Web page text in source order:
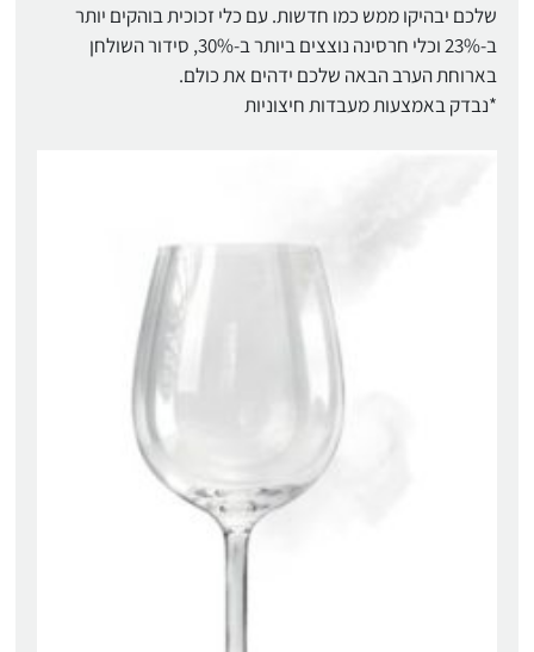
שלכם יבהיקו ממש כמו חדשות. עם כלי זכוכית בוהקים יותר
ב-23% וכלי חרסינה נוצצים ביותר ב-30%, סידור השולחן
בארוחת הערב הבאה שלכם ידהים את כולם.
*נבדק באמצעות מעבדות חיצוניות